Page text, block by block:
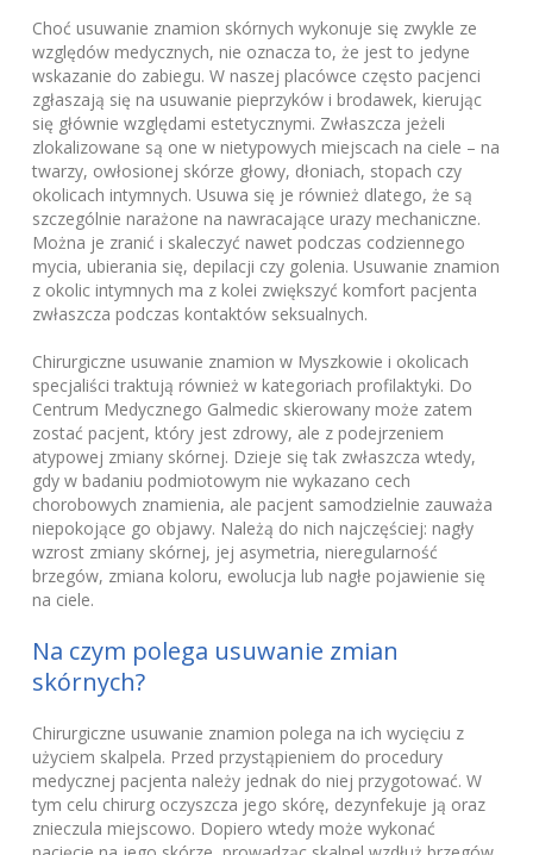
Choć usuwanie znamion skórnych wykonuje się zwykle ze
względów medycznych, nie oznacza to, że jest to jedyne
wskazanie do zabiegu. W naszej placówce często pacjenci
zgłaszają się na usuwanie pieprzyków i brodawek, kierując
się głównie względami estetycznymi. Zwłaszcza jeżeli
zlokalizowane są one w nietypowych miejscach na ciele – na
twarzy, owłosionej skórze głowy, dłoniach, stopach czy
okolicach intymnych. Usuwa się je również dlatego, że są
szczególnie narażone na nawracające urazy mechaniczne.
Można je zranić i skaleczyć nawet podczas codziennego
mycia, ubierania się, depilacji czy golenia. Usuwanie znamion
z okolic intymnych ma z kolei zwiększyć komfort pacjenta
zwłaszcza podczas kontaktów seksualnych.
Chirurgiczne usuwanie znamion w Myszkowie i okolicach
specjaliści traktują również w kategoriach profilaktyki. Do
Centrum Medycznego Galmedic skierowany może zatem
zostać pacjent, który jest zdrowy, ale z podejrzeniem
atypowej zmiany skórnej. Dzieje się tak zwłaszcza wtedy,
gdy w badaniu podmiotowym nie wykazano cech
chorobowych znamienia, ale pacjent samodzielnie zauważa
niepokojące go objawy. Należą do nich najczęściej: nagły
wzrost zmiany skórnej, jej asymetria, nieregularność
brzegów, zmiana koloru, ewolucja lub nagłe pojawienie się
na ciele.
Na czym polega usuwanie zmian
skórnych?
Chirurgiczne usuwanie znamion polega na ich wycięciu z
użyciem skalpela. Przed przystąpieniem do procedury
medycznej pacjenta należy jednak do niej przygotować. W
tym celu chirurg oczyszcza jego skórę, dezynfekuje ją oraz
znieczula miejscowo. Dopiero wtedy może wykonać